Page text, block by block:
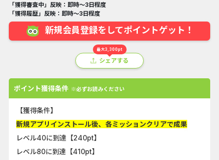
「獲得審査中」反映：即時～3日程度
「獲得履歴」反映：即時～3日程度
新規会員登録をしてポイントゲット！
最大3,300pt
シェアする
ポイント獲得条件 ※必ずお読みください
【獲得条件】
新規アプリインストール後、各ミッションクリアで成果
レベル40に到達【240pt】
レベル80に到達【410pt】